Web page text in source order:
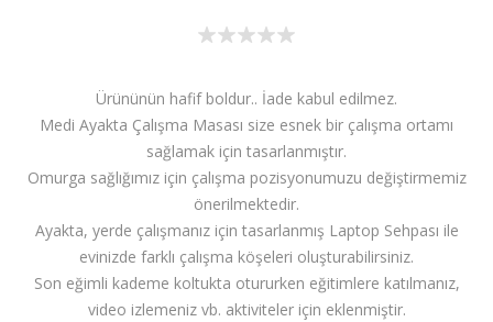
Ürününün hafif boldur.. İade kabul edilmez.
Medi Ayakta Çalışma Masası size esnek bir çalışma ortamı
sağlamak için tasarlanmıştır.
Omurga sağlığımız için çalışma pozisyonumuzu değiştirmemiz
önerilmektedir.
Ayakta, yerde çalışmanız için tasarlanmış Laptop Sehpası ile
evinizde farklı çalışma köşeleri oluşturabilirsiniz.
Son eğimli kademe koltukta otururken eğitimlere katılmanız,
video izlemeniz vb. aktiviteler için eklenmiştir.